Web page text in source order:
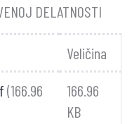
DELATNOSTI
Veličina
(166.96
166.96
KB